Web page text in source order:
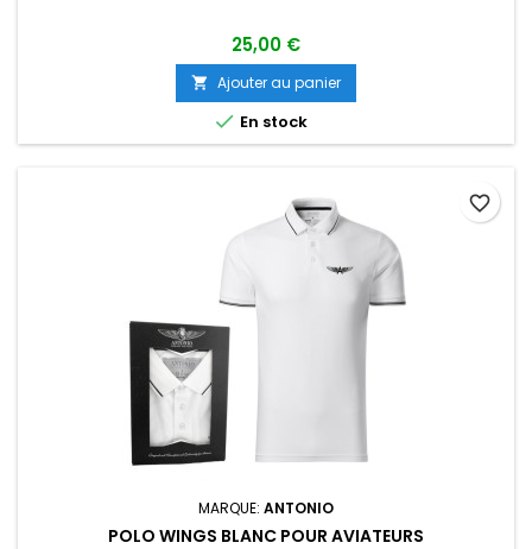
25,00 €
 Ajouter au panier
 En stock
MARQUE: ANTONIO
POLO WINGS BLANC POUR AVIATEURS
favorite_border